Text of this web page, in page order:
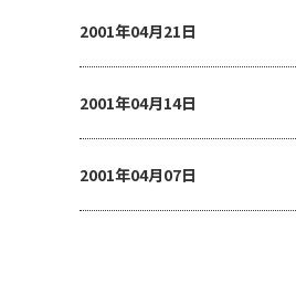
2001年04月21日
2001年04月14日
2001年04月07日